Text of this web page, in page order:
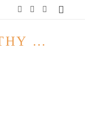
HAPPY HEALTHY RAW & FREE – ROH MACHT FROH!